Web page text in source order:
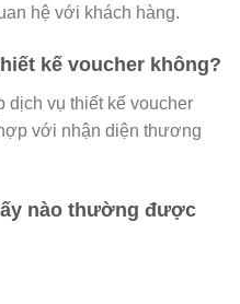
hệ với khách hàng.
kế voucher không?
dịch vụ thiết kế voucher
với nhận diện thương
nào thường được